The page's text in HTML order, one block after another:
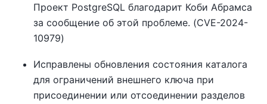
Проект PostgreSQL благодарит Коби Абрамса
за сообщение об этой проблеме. (CVE-2024-
10979)
Исправлены обновления состояния каталога
для ограничений внешнего ключа при
присоединении или отсоединении разделов